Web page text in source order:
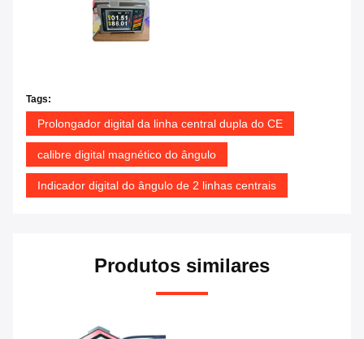
Tags:
Prolongador digital da linha central dupla do CE
calibre digital magnético do ângulo
Indicador digital do ângulo de 2 linhas centrais
Produtos similares